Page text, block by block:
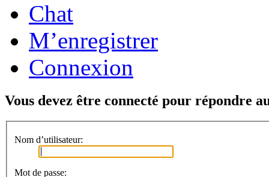
Chat
M’enregistrer
Connexion
Vous devez être connecté pour répondre
Nom d’utilisateur:
Mot de passe: